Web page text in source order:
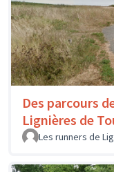
Des parcours
Lignières de
Les runners de